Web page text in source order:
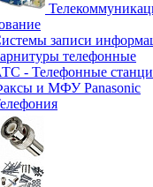
записи
телефонные
- Телефонные
и МФУ Panasonic